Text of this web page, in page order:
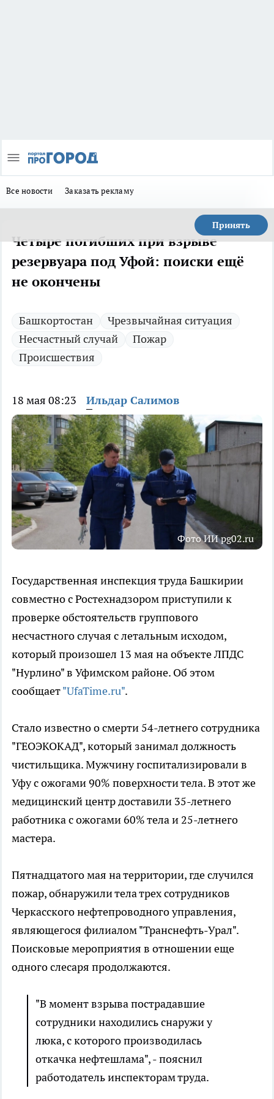
Все новости Заказать рекламу
Принять
Четыре погибших при взрыве
резервуара под Уфой: поиски ещё
не окончены
Башкортостан
Чрезвычайная ситуация
Несчастный случай
Пожар
Происшествия
18 мая 08:23 Ильдар Салимов
Фото ИИ pg02.ru
Государственная инспекция труда Башкирии
совместно с Ростехнадзором приступили к
проверке обстоятельств группового
несчастного случая с летальным исходом,
который произошел 13 мая на объекте ЛПДС
"Нурлино" в Уфимском районе. Об этом
сообщает"UfaTime.ru".
Стало известно о смерти 54-летнего сотрудника
"ГЕОЭКОКАД", который занимал должность
чистильщика. Мужчину госпитализировали в
Уфу с ожогами 90% поверхности тела. В этот же
медицинский центр доставили 35-летнего
работника с ожогами 60% тела и 25-летнего
мастера.
Пятнадцатого мая на территории, где случился
пожар, обнаружили тела трех сотрудников
Черкасского нефтепроводного управления,
являющегося филиалом "Транснефть-Урал".
Поисковые мероприятия в отношении еще
одного слесаря продолжаются.
"В момент взрыва пострадавшие
сотрудники находились снаружи у
люка, с которого производилась
откачка нефтешлама", - пояснил
работодатель инспекторам труда.